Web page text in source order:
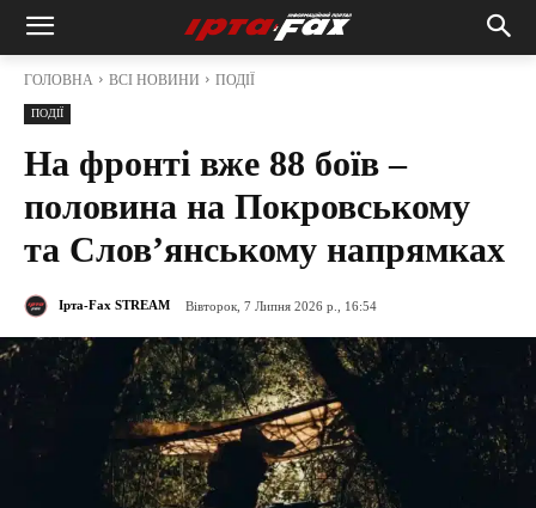
ГОЛОВНА ВСІ НОВИНИ ПОДІЇ
ПОДІЇ
На фронті вже 88 боїв –
половина на Покровському
та Слов’янському напрямках
Ірта-Fax STREAM Вівторок, 7 Липня 2026 р., 16:54